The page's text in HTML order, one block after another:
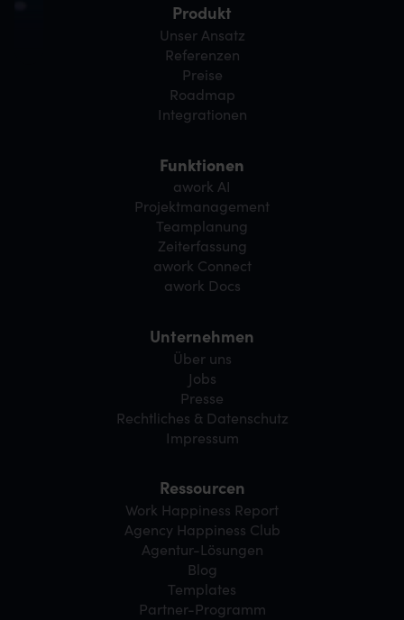
Produkt
Unser Ansatz
Referenzen
Preise
Roadmap
Integrationen
Funktionen
awork AI
Projektmanagement
Teamplanung
Zeiterfassung
awork Connect
awork Docs
Unternehmen
Über uns
Jobs
Presse
Rechtliches & Datenschutz
Impressum
Ressourcen
Work Happiness Report
Agency Happiness Club
Agentur-Lösungen
Blog
Templates
Partner-Programm